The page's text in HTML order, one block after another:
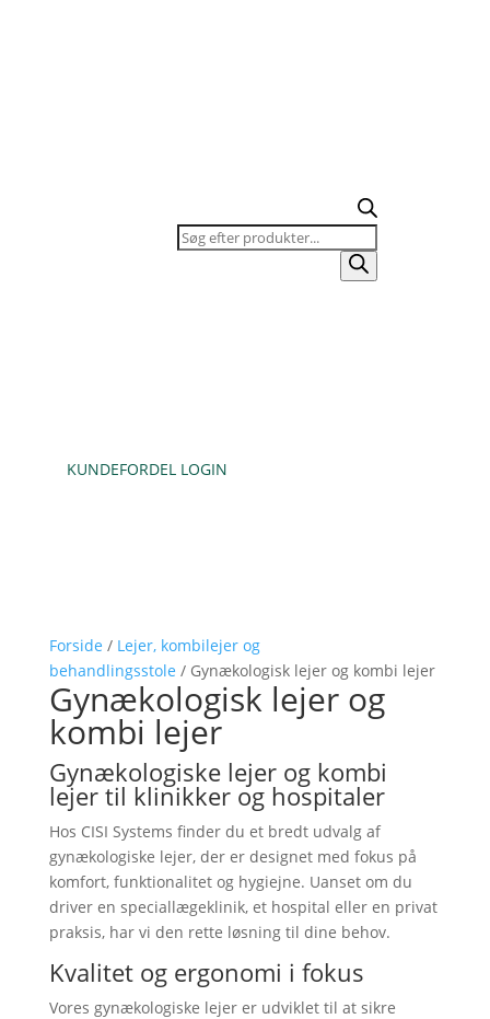
Products
KUNDEFORDEL LOGIN
Forside / Lejer, kombilejer og
behandlingsstole / Gynækologisk lejer og kombi lejer
Gynækologisk lejer og
kombi lejer
Gynækologiske lejer og kombi
lejer til klinikker og hospitaler
Hos CISI Systems finder du et bredt udvalg af
gynækologiske lejer, der er designet med fokus på
komfort, funktionalitet og hygiejne. Uanset om du
driver en speciallægeklinik, et hospital eller en privat
praksis, har vi den rette løsning til dine behov.
Kvalitet og ergonomi i fokus
Vores gynækologiske lejer er udviklet til at sikre